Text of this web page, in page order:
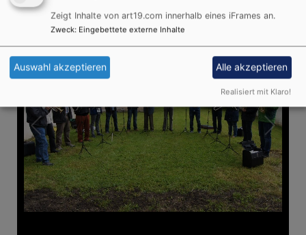
Zeigt Inhalte von art19.com innerhalb eines iFrames an.
Zweck: Eingebettete externe Inhalte
Auswahl akzeptieren Alle akzeptieren
Realisiert mit Klaro!